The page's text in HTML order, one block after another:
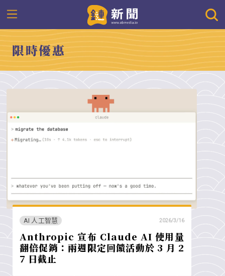
限時優惠
AI 人工智慧 2026/3/16
Anthropic 宣布 Claude AI 使用量
翻倍促銷：兩週限定回饋活動於 3 月 2
7 日截止